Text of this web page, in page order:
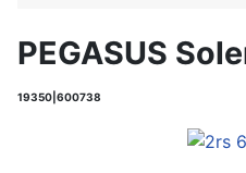
PEGASUS
19350|600738